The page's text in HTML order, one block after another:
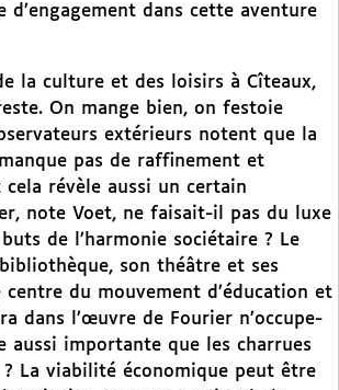
d’engagement dans cette aventure
la culture et des loisirs à Cîteaux,
On mange bien, on festoie
extérieurs notent que la
pas de raffinement et
révèle aussi un certain
note Voet, ne faisait-il pas du luxe
de l’harmonie sociétaire ? Le
son théâtre et ses
centre du mouvement d’éducation et
dans l’œuvre de Fourier n’occupe-
aussi importante que les charrues
La viabilité économique peut être